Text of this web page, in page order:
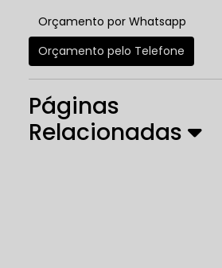
Orçamento por Whatsapp
Orçamento pelo Telefone
Páginas
Relacionadas